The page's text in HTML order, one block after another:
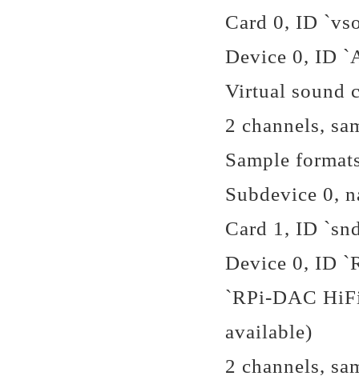
Card 0, ID
Device 0, ID
Virtual sound
2 channels,
Sample
Subdevice 0,
Card 1, ID
Device 0, ID
`RPi-DAC
available)
2 channels,